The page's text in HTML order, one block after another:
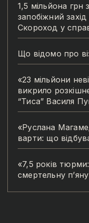
1,5 мільйона грн
запобіжний
Скороход у
Що відомо про
«23 мільйони
викрило
“Тиса” Василя
«Руслана
варти: що
«7,5 років
смертельну